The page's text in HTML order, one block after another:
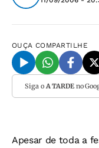
OUÇA COMPARTILHE
Siga o A TARDEno
Apesar de toda a